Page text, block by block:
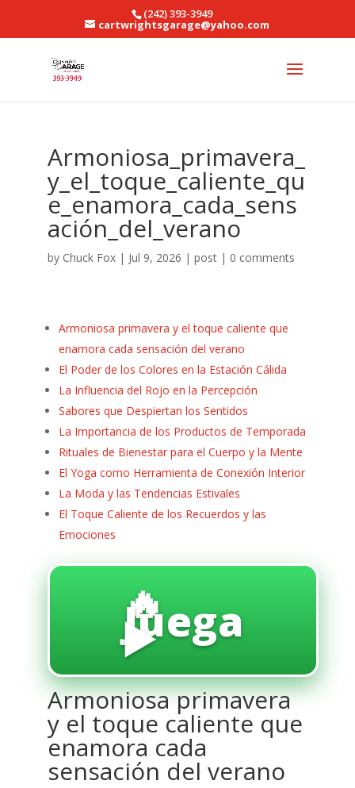
(242) 393-3949
cartwrightsgarage@yahoo.com
Armoniosa_primavera_
y_el_toque_caliente_qu
e_enamora_cada_sens
ación_del_verano
by Chuck Fox| Jul 9, 2026 | post| 0 comments
Armoniosa primavera y el toque caliente que
enamora cada sensación del verano
El Poder de los Colores en la Estación Cálida
La Influencia del Rojo en la Percepción
Sabores que Despiertan los Sentidos
La Importancia de los Productos de Temporada
Rituales de Bienestar para el Cuerpo y la Mente
El Yoga como Herramienta de Conexión Interior
La Moda y las Tendencias Estivales
El Toque Caliente de los Recuerdos y las
Emociones
🔥
Juega
▶️
Armoniosa primavera
y el toque caliente que
enamora cada
sensación del verano